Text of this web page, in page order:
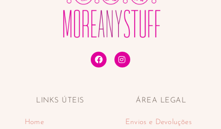
LINKS ÚTEIS
Home
ÁREA LEGAL
Envios e Devoluções